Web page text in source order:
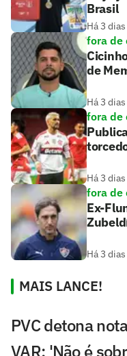
Brasil
Há 3 dias
fora de
de
Há 3 dias
fora de
Há 3 dias
fora de
Ex-
Há 3 dias
MAIS LANCE!
PVC detona
VAR: 'Não é